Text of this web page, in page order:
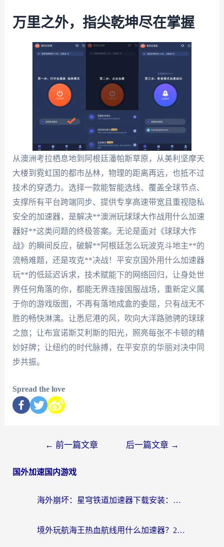
万里之外，指尖乾坤尽在掌握
从澳洲考拉栖息地到阿根廷潘帕斯草原，从美利坚摩天
大楼到霓虹国的都市丛林，物理的距离再远，也抵不过
技术的穿透力。选择一款能智能选线、覆盖全球节点、
支撑所有平台跨端同步、提供专享高速带宽且重视隐私
安全的加速器，是解决**澳洲玩球球大作战用什么加速
器好**这类问题的终极答案。无论是面对《球球大作
战》的瞬间反应，破解**阿根廷怎么玩波克斗地主**的
流畅难题，还是攻克**决战！平安京国外用什么加速器
玩**的低延迟诉求，技术赋能下的网络回归，让身处世
界任何角落的你，都能无界连接国服战场，重新定义属
于你的游戏版图，不再有落地成盒的委屈，只有战无不
胜的畅快淋漓。让悉尼港的风，吹向大洋路驰骋的球球
之旅；让布宜诺斯艾利斯的阳光，照亮每张不卡顿的精
妙好牌；让纽约的时代脉搏，在平安京的华丽对决中同
步共振。
Spread the love
← 前一篇文章 后一篇文章 →
国外加速国内游戏
海外崩坏：星穹铁道加速器下载安装：一份给游子的终极网络指南
境外玩航海王热血航线用什么加速器？2026海外玩家实测最优方案（附欧洲问道堡垒前线加速技巧）